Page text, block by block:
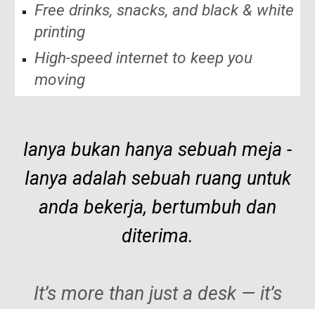
Free drinks, snacks, and black & white
printing
High-speed internet to keep you
moving
Ianya bukan hanya sebuah meja -
Ianya adalah sebuah ruang untuk
anda bekerja, bertumbuh dan
diterima.
It’s more than just a desk — it’s